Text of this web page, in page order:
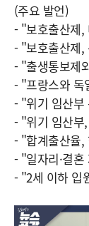
(주요 발언)
- "보호출산제,
- "보호출산제,
- "출생통보제
- "프랑스와
- "위기 임산부
- "위기 임산부
- "합계출산율,
- "일자리·결
- "2세 이하 입